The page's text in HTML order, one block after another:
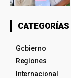
CATEGORÍAS
Gobierno
Regiones
Internacional